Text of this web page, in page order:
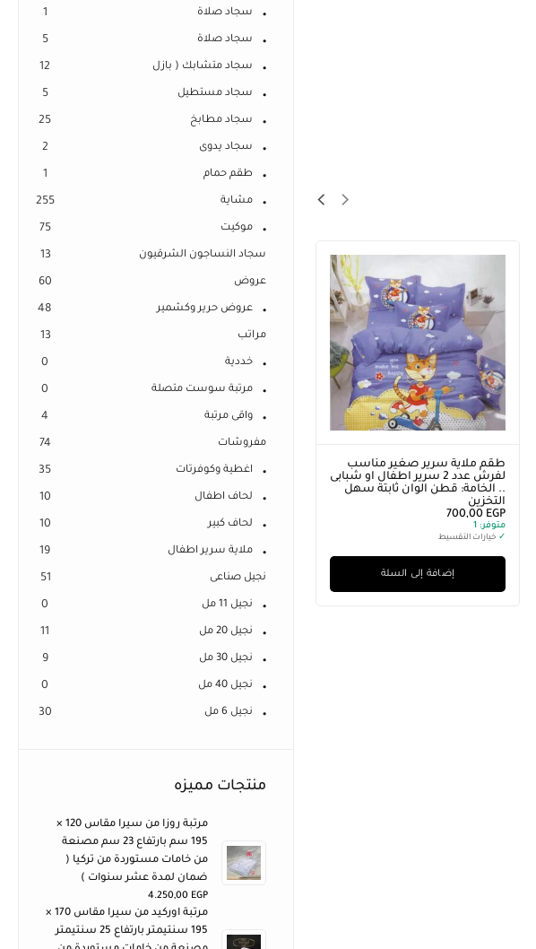
طقم ملاية سرير صغير مناسب
لفرش عدد 2 سرير اطفال او شبابى
.. الخامة: قطن الوان ثابتة سهل
التخزين
700,00 EGP
متوفر:
✓ خيارات التقسيط
إضافة إلى السلة
سجاد صلاة 1
سجاد صلاة 5
سجاد متشابك ( بازل 12
سجاد مستطيل 5
سجاد مطابخ 25
سجاد يدوى 2
طقم حمام 1
مشاية 255
موكيت 75
سجاد النساجون الشرقيون 13
عروض 60
عروض حرير وكشمير 48
مراتب 13
خددية 0
مرتبة سوست متصلة 0
واقى مرتبة 4
مفروشات 74
اغطية وكوفرتات 35
لحاف اطفال 10
لحاف كبير 10
ملاية سرير اطفال 19
نجيل صناعى 51
نجيل 11 مل 0
نجيل 20 مل 11
نجيل 30 مل 9
نجيل 40 مل 0
نجيل 6 مل 30
منتجات مميزه
مرتبة روزا من سيرا مقاس 120 ×
195 سم بارتفاع 23 سم مصنعة
من خامات مستوردة من تركيا (
ضمان لمدة عشر سنوات )
4.250,00 EGP
مرتبة اوركيد من سيرا مقاس 170 ×
195 سنتيمتر بارتفاع 25 سنتيمتر